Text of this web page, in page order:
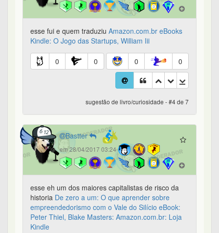
esse fui e quem traduziu Amazon.com.br eBooks
Kindle: O Jogo das Startups, William Iii
0 0 0 0
sugestão de livro/curiosidade - #4 de 7
Bastter
em 28/04/2017 03:24
esse eh um dos maiores capitalistas de risco da
historia De zero a um: O que aprender sobre
empreendedorismo com o Vale do Silício eBook:
Peter Thiel, Blake Masters: Amazon.com.br: Loja
Kindle